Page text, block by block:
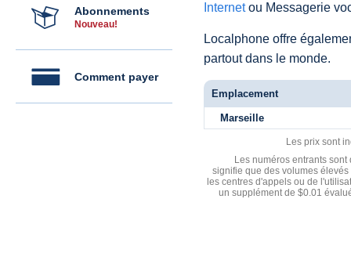
Abonnements
Nouveau!
Comment payer
Internetou Messagerie
Localphone offre
partout dans le monde.
Emplacement
Marseille
Les prix sont
Les numéros entrants
signifie que des volumes
les centres d'appels ou de
un supplément de $0.01